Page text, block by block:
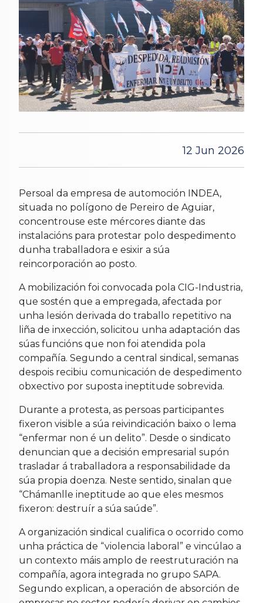
12 Jun 2026
Persoal da empresa de automoción INDEA,
situada no polígono de Pereiro de Aguiar,
concentrouse este mércores diante das
instalacións para protestar polo despedimento
dunha traballadora e esixir a súa
reincorporación ao posto.
A mobilización foi convocada pola CIG-Industria,
que sostén que a empregada, afectada por
unha lesión derivada do traballo repetitivo na
liña de inxección, solicitou unha adaptación das
súas funcións que non foi atendida pola
compañía. Segundo a central sindical, semanas
despois recibiu comunicación de despedimento
obxectivo por suposta ineptitude sobrevida.
Durante a protesta, as persoas participantes
fixeron visible a súa reivindicación baixo o lema
“enfermar non é un delito”. Desde o sindicato
denuncian que a decisión empresarial supón
trasladar á traballadora a responsabilidade da
súa propia doenza. Neste sentido, sinalan que
“Chámanlle ineptitude ao que eles mesmos
fixeron: destruír a súa saúde”.
A organización sindical cualifica o ocorrido como
unha práctica de “violencia laboral” e vincúlao a
un contexto máis amplo de reestruturación na
compañía, agora integrada no grupo SAPA.
Segundo explican, a operación de absorción de